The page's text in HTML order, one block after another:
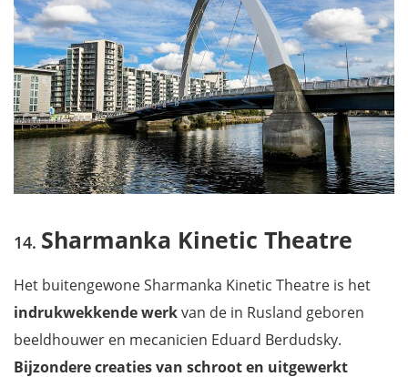
Sharmanka Kinetic Theatre
Het buitengewone Sharmanka Kinetic Theatre is het
indrukwekkende werkvan de in Rusland geboren
beeldhouwer en mecanicien Eduard Berdudsky.
Bijzondere creaties van schroot en uitgewerkt